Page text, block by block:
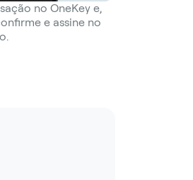
no OneKey e,
e assine no